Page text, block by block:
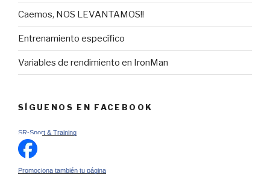
Caemos, NOS LEVANTAMOS!!
Entrenamiento específico
Variables de rendimiento en IronMan
SÍGUENOS EN FACEBOOK
SR-Sport & Training
Promociona también tu página